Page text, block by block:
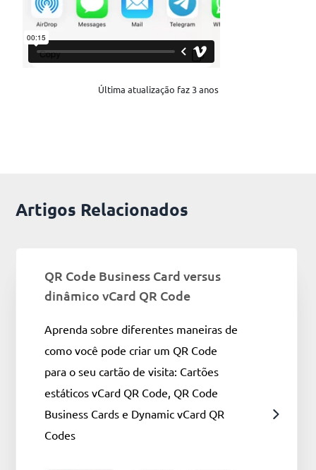
Última atualização faz 3 anos
Artigos Relacionados
QR Code Business Card versus
dinâmico vCard QR Code
Aprenda sobre diferentes maneiras de
como você pode criar um QR Code
para o seu cartão de visita: Cartões
estáticos vCard QR Code, QR Code
Business Cards e Dynamic vCard QR
Codes